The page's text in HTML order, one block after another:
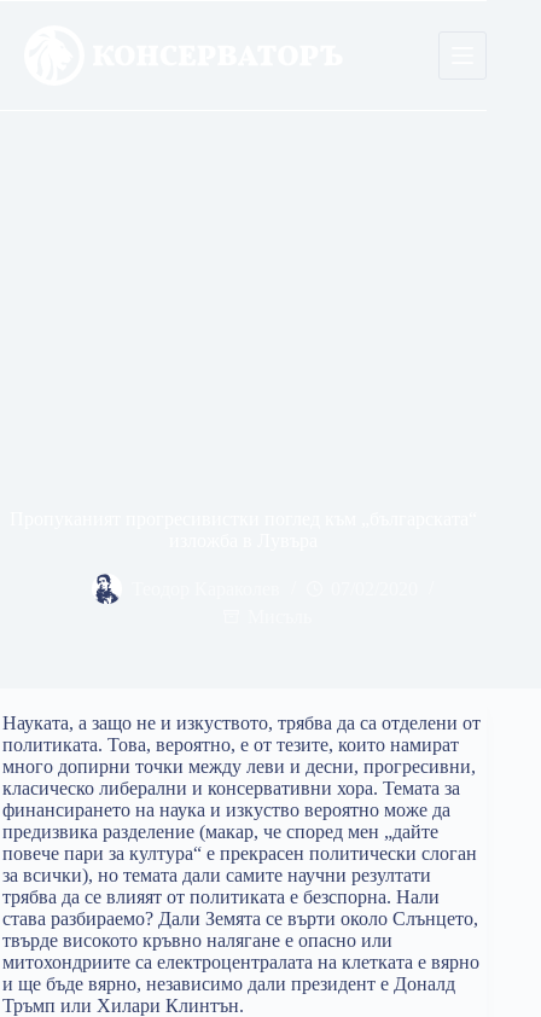
Науката, а защо не и изкуството, трябва да са отделени от
политиката. Това, вероятно, е от тезите, които намират
много допирни точки между леви и десни, прогресивни,
класическо либерални и консервативни хора. Темата за
финансирането на наука и изкуство вероятно може да
предизвика разделение (макар, че според мен „дайте
повече пари за култура“ е прекрасен политически слоган
за всички), но темата дали самите научни резултати
трябва да се влияят от политиката е безспорна. Нали
става разбираемо? Дали Земята се върти около Слънцето,
твърде високото кръвно налягане е опасно или
митохондриите са електроцентралата на клетката е вярно
и ще бъде вярно, независимо дали президент е Доналд
Тръмп или Хилари Клинтън.